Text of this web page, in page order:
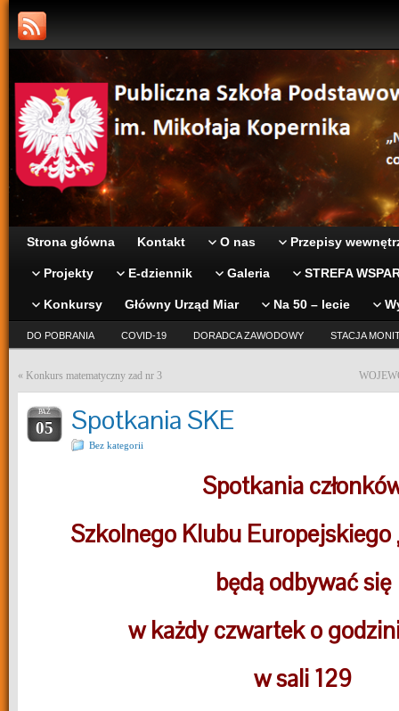
Strona główna Kontakt O nas Przepisy
Projekty E-dziennik Galeria STREFA
Konkursy Główny Urząd Miar Na 50 – lecie
DO POBRANIA COVID-19 DORADCA ZAWODOWY STACJA
« Konkurs matematyczny zad nr 3
PAŹ
05 Spotkania SKE
Bez kategorii
Spotkania
Szkolnego Klubu Europejskiego
będą odbywać się
w każdy czwartek o
w sali 129